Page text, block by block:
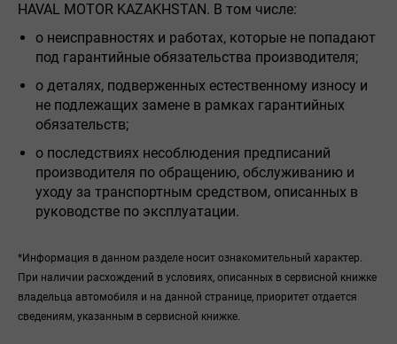
HAVAL MOTOR KAZAKHSTAN. В том числе:
о неисправностях и работах, которые не попадают
под гарантийные обязательства производителя;
о деталях, подверженных естественному износу и
не подлежащих замене в рамках гарантийных
обязательств;
о последствиях несоблюдения предписаний
производителя по обращению, обслуживанию и
уходу за транспортным средством, описанных в
руководстве по эксплуатации.
*Информация в данном разделе носит ознакомительный характер.
При наличии расхождений в условиях, описанных в сервисной книжке
владельца автомобиля и на данной странице, приоритет отдается
сведениям, указанным в сервисной книжке.